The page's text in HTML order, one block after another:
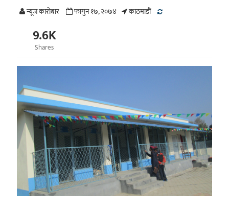
न्यूज काराेबार फागुन १७, २०७४ काठमाडाैं
9.6K
Shares